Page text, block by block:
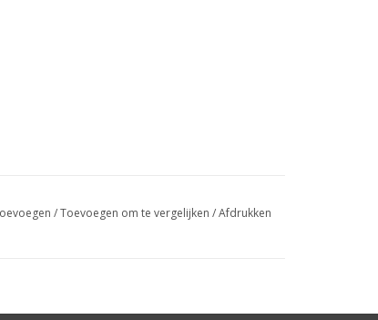
/Toevoegen om te vergelijken /Afdrukken